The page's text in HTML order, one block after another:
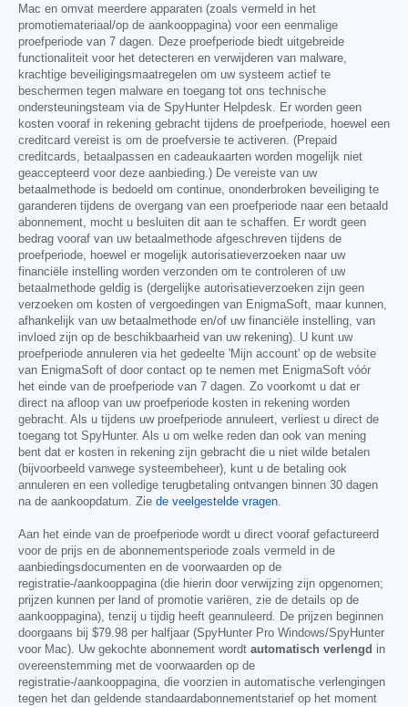
Mac en omvat meerdere apparaten (zoals vermeld in het
promotiemateriaal/op de aankooppagina) voor een eenmalige
proefperiode van 7 dagen. Deze proefperiode biedt uitgebreide
functionaliteit voor het detecteren en verwijderen van malware,
krachtige beveiligingsmaatregelen om uw systeem actief te
beschermen tegen malware en toegang tot ons technische
ondersteuningsteam via de SpyHunter Helpdesk. Er worden geen
kosten vooraf in rekening gebracht tijdens de proefperiode, hoewel een
creditcard vereist is om de proefversie te activeren. (Prepaid
creditcards, betaalpassen en cadeaukaarten worden mogelijk niet
geaccepteerd voor deze aanbieding.) De vereiste van uw
betaalmethode is bedoeld om continue, ononderbroken beveiliging te
garanderen tijdens de overgang van een proefperiode naar een betaald
abonnement, mocht u besluiten dit aan te schaffen. Er wordt geen
bedrag vooraf van uw betaalmethode afgeschreven tijdens de
proefperiode, hoewel er mogelijk autorisatieverzoeken naar uw
financiële instelling worden verzonden om te controleren of uw
betaalmethode geldig is (dergelijke autorisatieverzoeken zijn geen
verzoeken om kosten of vergoedingen van EnigmaSoft, maar kunnen,
afhankelijk van uw betaalmethode en/of uw financiële instelling, van
invloed zijn op de beschikbaarheid van uw rekening). U kunt uw
proefperiode annuleren via het gedeelte 'Mijn account' op de website
van EnigmaSoft of door contact op te nemen met EnigmaSoft vóór
het einde van de proefperiode van 7 dagen. Zo voorkomt u dat er
direct na afloop van uw proefperiode kosten in rekening worden
gebracht. Als u tijdens uw proefperiode annuleert, verliest u direct de
toegang tot SpyHunter. Als u om welke reden dan ook van mening
bent dat er kosten in rekening zijn gebracht die u niet wilde betalen
(bijvoorbeeld vanwege systeembeheer), kunt u de betaling ook
annuleren en een volledige terugbetaling ontvangen binnen 30 dagen
na de aankoopdatum. Zie de veelgestelde vragen.
Aan het einde van de proefperiode wordt u direct vooraf gefactureerd
voor de prijs en de abonnementsperiode zoals vermeld in de
aanbiedingsdocumenten en de voorwaarden op de
registratie-/aankooppagina (die hierin door verwijzing zijn opgenomen;
prijzen kunnen per land of promotie variëren, zie de details op de
aankooppagina), tenzij u tijdig heeft geannuleerd. De prijzen beginnen
doorgaans bij $79.98 per halfjaar (SpyHunter Pro Windows/SpyHunter
voor Mac). Uw gekochte abonnement wordt automatisch verlengd in
overeenstemming met de voorwaarden op de
registratie-/aankooppagina, die voorzien in automatische verlengingen
tegen het dan geldende standaardabonnementstarief op het moment